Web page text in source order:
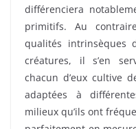
différenciera
primitifs. Au
qualités intrinsèques
créatures, il s’en
chacun d’eux cultive
adaptées à
milieux qu’ils ont